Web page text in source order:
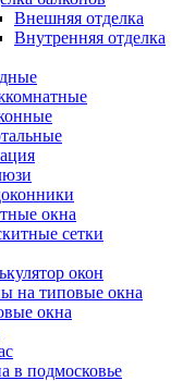
Внешняя отделка
Внутренняя отделка
окна
сетки
окон
на типовые окна
окна
в подмосковье